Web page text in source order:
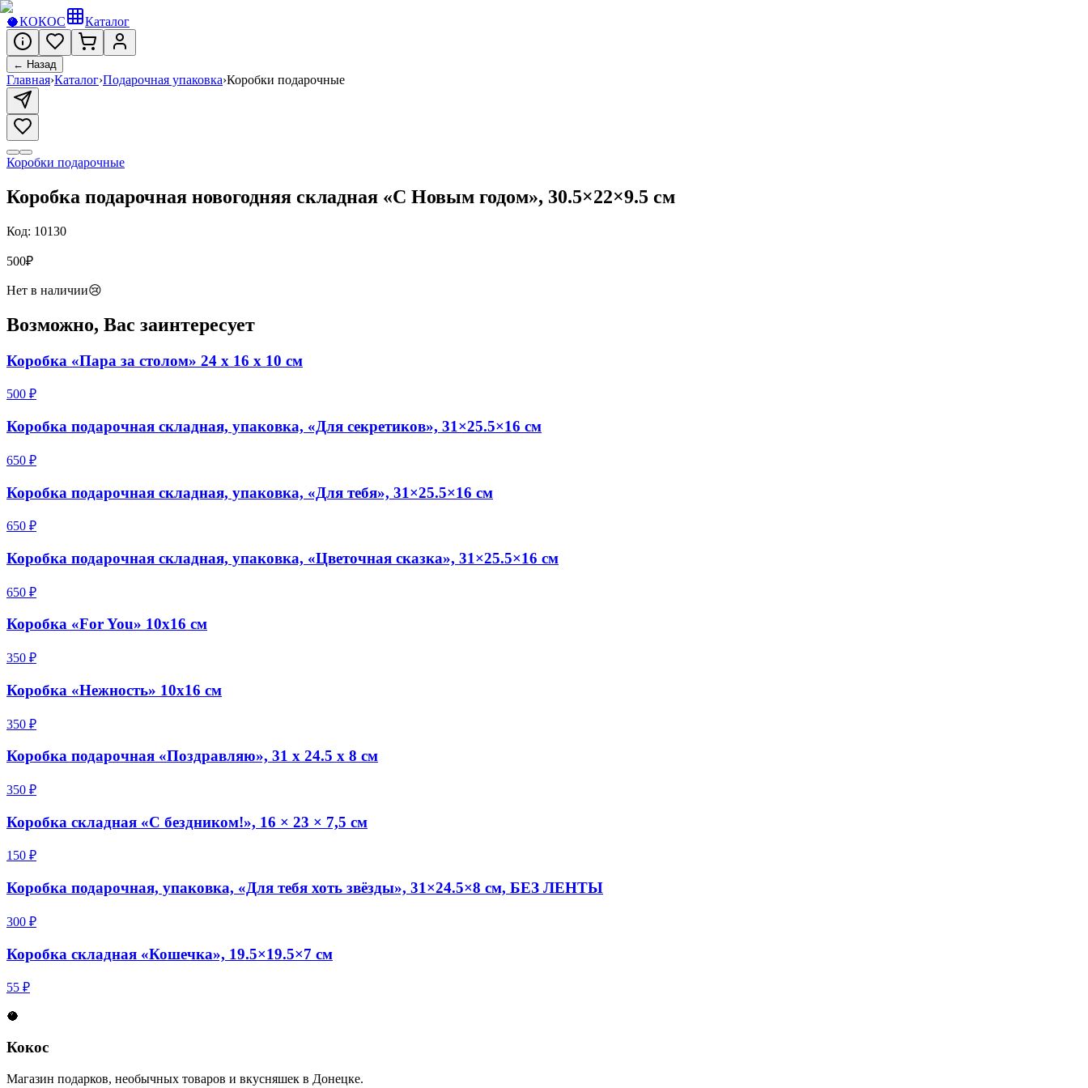
🥥КОКОС Каталог
← Назад
Главная›Каталог›Подарочная упаковка›Коробки подарочные
Коробки подарочные
Коробка подарочная новогодняя складная «С Новым годом», 30.5×22×9.5 см
Код: 10130
500₽
Нет в наличии😢
Возможно, Вас заинтересует
Коробка «Пара за столом» 24 х 16 х 10 см
500 ₽
Коробка подарочная складная, упаковка, «Для секретиков», 31×25.5×16 см
650 ₽
Коробка подарочная складная, упаковка, «Для тебя», 31×25.5×16 см
650 ₽
Коробка подарочная складная, упаковка, «Цветочная сказка», 31×25.5×16 см
650 ₽
Коробка «For You» 10x16 см
350 ₽
Коробка «Нежность» 10х16 см
350 ₽
Коробка подарочная «Поздравляю», 31 х 24.5 х 8 см
350 ₽
Коробка складная «С бездником!», 16 × 23 × 7,5 см
150 ₽
Коробка подарочная, упаковка, «Для тебя хоть звёзды», 31×24.5×8 см, БЕЗ ЛЕНТЫ
300 ₽
Коробка складная «Кошечка», 19.5×19.5×7 см
55 ₽
🥥
Кокос
Магазин подарков, необычных товаров и вкусняшек в Донецке.